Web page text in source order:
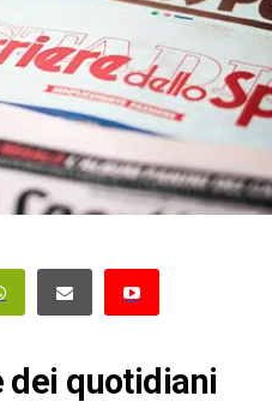
dei quotidiani